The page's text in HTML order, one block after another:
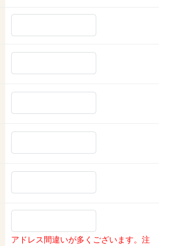
アドレス間違いが多くございます。注